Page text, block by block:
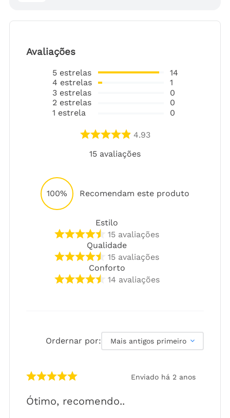
Avaliações
5 estrelas
4 estrelas
3 estrelas
2 estrelas
1 estrela
14
1
0
0
0
4.93
15 avaliações
100% Recomendam este produto
Estilo
15 avaliações
Qualidade
15 avaliações
Conforto
14 avaliações
Ordernar por: Mais antigos primeiro
Enviado há 2 anos
Ótimo, recomendo..